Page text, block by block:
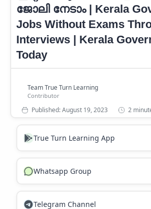
ജോലി നേടാം | Kerala
Jobs Without Exams
Interviews | Kerala
Today
2
True Turn Learning App
Whatsapp Group
Telegram Channel